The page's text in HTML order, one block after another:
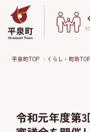
平泉町TOP くらし・町政TOP
令和元年度第